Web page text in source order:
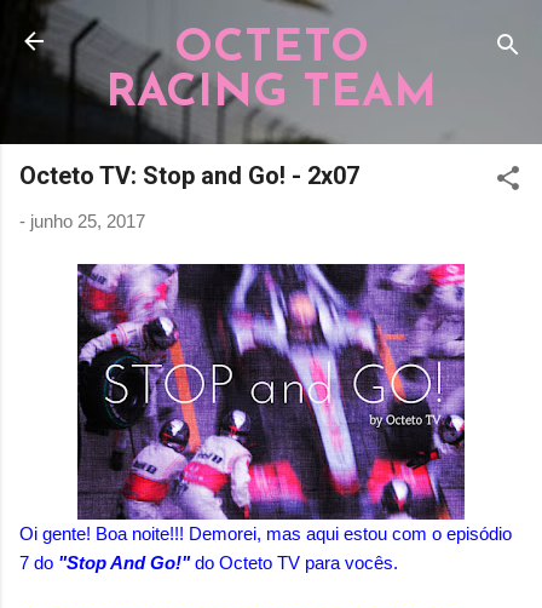
Pular para o conteúdo principal
OCTETO
RACING TEAM
Octeto TV: Stop and Go! - 2x07
- junho 25, 2017
Oi gente! Boa noite!!! Demorei, mas aqui estou com o episódio
7 do "Stop And Go!"do Octeto TV para vocês.